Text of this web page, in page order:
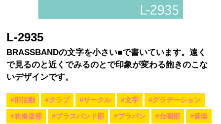
L-2935
BRASSBANDの文字を小さい■で書いています。遠く
で見るのと近くでみるのとで印象が変わる飽きのこな
いデザインです。
#部活動 #クラブ #サークル #文字 #グラデーション
#吹奏楽部 #ブラスバンド部 #ブラバン #合唱部 #音楽